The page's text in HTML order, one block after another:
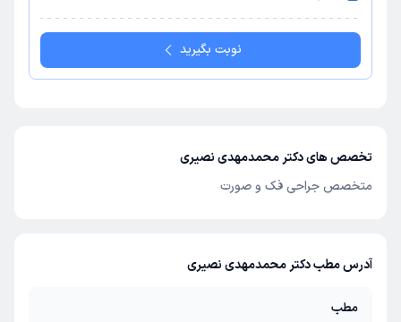
نوبت بگیرید
تخصص های دکتر محمدمهدی نصیری
متخصص جراحی فک و صورت
آدرس مطب دکتر محمدمهدی نصیری
مطب